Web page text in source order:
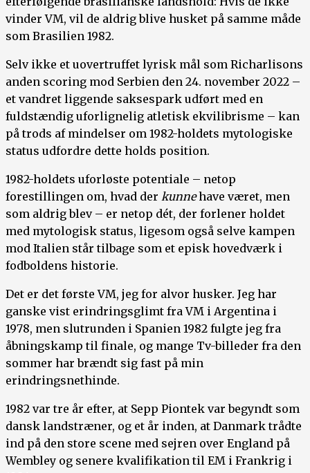
vinder VM, vil de aldrig blive husket på samme måde
som Brasilien 1982.
Selv ikke et uovertruffet lyrisk mål som Richarlisons
anden scoring mod Serbien den 24. november 2022 –
et vandret liggende saksespark udført med en
fuldstændig uforlignelig atletisk ekvilibrisme – kan
på trods af mindelser om 1982-holdets mytologiske
status udfordre dette holds position.
1982-holdets uforløste potentiale – netop
forestillingen om, hvad der kunnehave været, men
som aldrig blev – er netop dét, der forlener holdet
med mytologisk status, ligesom også selve kampen
mod Italien står tilbage som et episk hovedværk i
fodboldens historie.
Det er det første VM, jeg for alvor husker. Jeg har
ganske vist erindringsglimt fra VM i Argentina i
1978, men slutrunden i Spanien 1982 fulgte jeg fra
åbningskamp til finale, og mange Tv-billeder fra den
sommer har brændt sig fast på min
erindringsnethinde.
1982 var tre år efter, at Sepp Piontek var begyndt som
dansk landstræner, og et år inden, at Danmark trådte
ind på den store scene med sejren over England på
Wembley og senere kvalifikation til EM i Frankrig i